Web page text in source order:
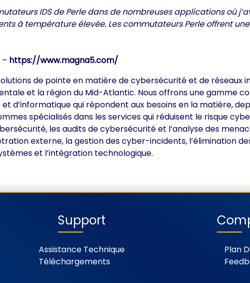
IDS de Perle dans de nombreuses applications où
à température élevée. Les commutateurs Perle offrent
– https://www.magna5.com/
de pointe en matière de cybersécurité et de réseaux
et la région du Mid-Atlantic. Nous offrons une gamme
d’informatique qui répondent aux besoins en la matière,
spécialisés dans les services qui réduisent le risque
les audits de cybersécurité et l’analyse des
externe, la gestion des cyber-incidents, l’élimination
et l’intégration technologique.
Support
Assistance Technique
Téléchargements
Plan